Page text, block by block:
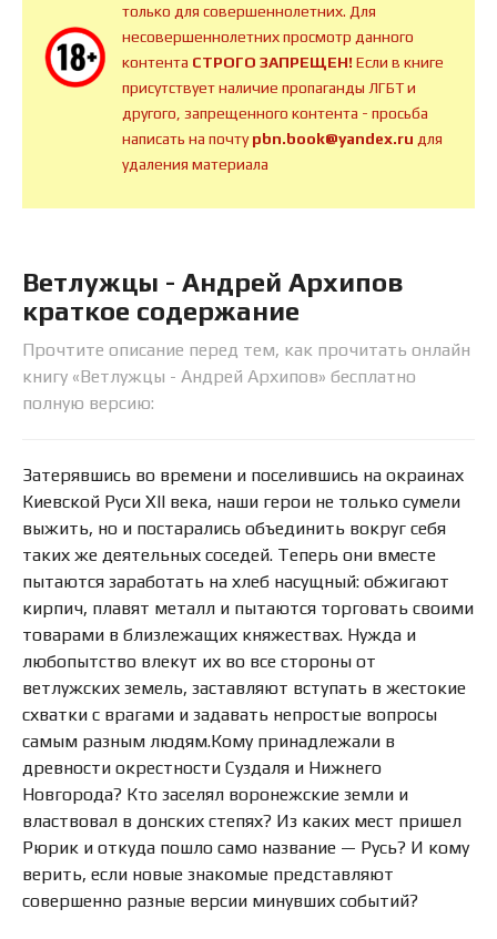
только для совершеннолетних. Для
несовершеннолетних просмотр данного
контента СТРОГО ЗАПРЕЩЕН!Если в книге
присутствует наличие пропаганды ЛГБТ и
другого, запрещенного контента - просьба
написать на почтуpbn.book@yandex.ru для
удаления материала
Ветлужцы - Андрей Архипов
краткое содержание
Прочтите описание перед тем, как прочитать онлайн
книгу «Ветлужцы - Андрей Архипов» бесплатно
полную версию:
Затерявшись во времени и поселившись на окраинах
Киевской Руси XII века, наши герои не только сумели
выжить, но и постарались объединить вокруг себя
таких же деятельных соседей. Теперь они вместе
пытаются заработать на хлеб насущный: обжигают
кирпич, плавят металл и пытаются торговать своими
товарами в близлежащих княжествах. Нужда и
любопытство влекут их во все стороны от
ветлужских земель, заставляют вступать в жестокие
схватки с врагами и задавать непростые вопросы
самым разным людям.Кому принадлежали в
древности окрестности Суздаля и Нижнего
Новгорода? Кто заселял воронежские земли и
властвовал в донских степях? Из каких мест пришел
Рюрик и откуда пошло само название — Русь? И кому
верить, если новые знакомые представляют
совершенно разные версии минувших событий?